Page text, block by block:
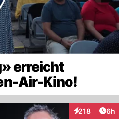
erreicht
Air-Kino!
218
Interaktionen
6h